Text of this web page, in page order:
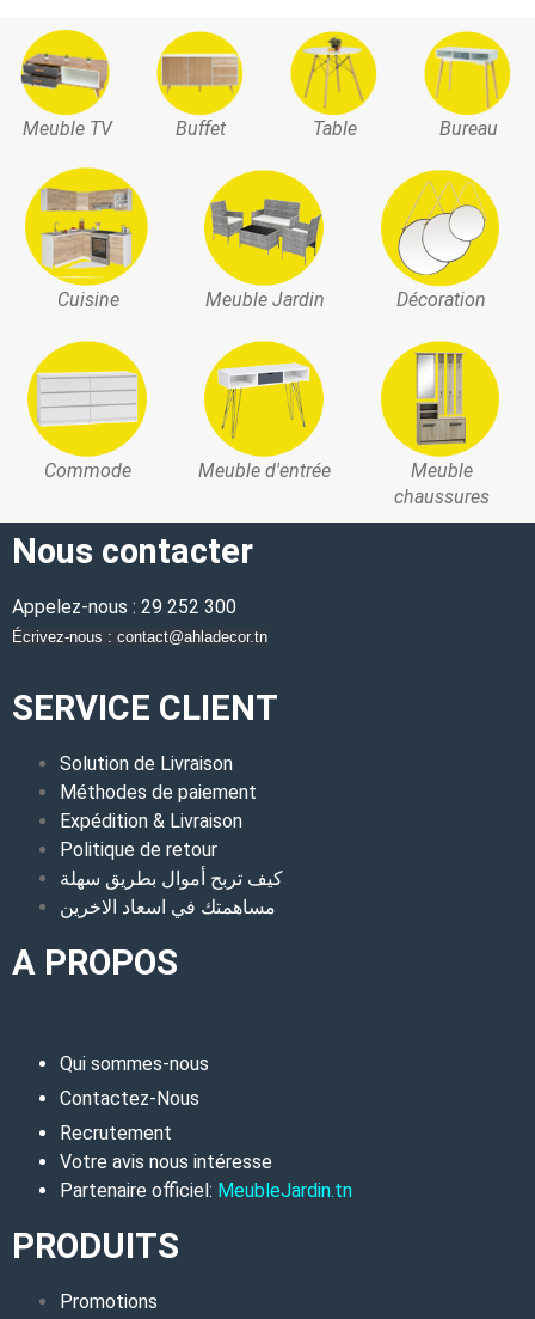
Meuble TV Buffet Table Bureau
Cuisine Meuble Jardin Décoration
Commode Meuble d'entrée
Meuble
chaussures
Nous contacter
Appelez-nous : 29 252 300
Écrivez-nous : contact@ahladecor.tn
SERVICE CLIENT
Solution de Livraison
Méthodes de paiement
Expédition & Livraison
Politique de retour
كيف تربح أموال بطريق سهلة
مساهمتك في اسعاد الاخرين
A PROPOS
Qui sommes-nous
Contactez-Nous
Recrutement
Votre avis nous intéresse
Partenaire officiel: MeubleJardin.tn
PRODUITS
Promotions